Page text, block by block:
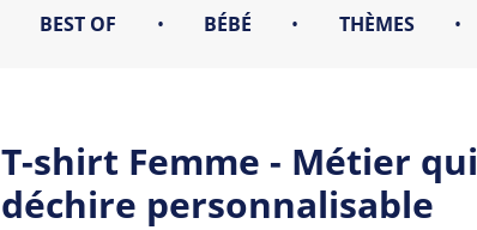
BEST OF • BÉBÉ • THÈMES •
T-shirt Femme - Métier qui
déchire personnalisable